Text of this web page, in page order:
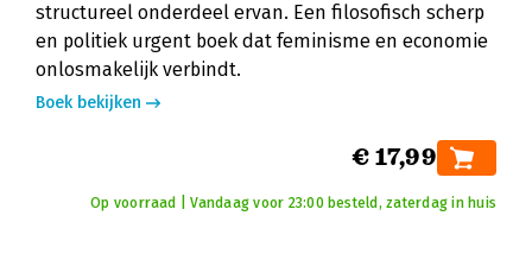
structureel onderdeel ervan. Een filosofisch scherp
en politiek urgent boek dat feminisme en economie
onlosmakelijk verbindt.
Boek bekijken
€ 17,99
Op voorraad | Vandaag voor 23:00 besteld, zaterdag in huis